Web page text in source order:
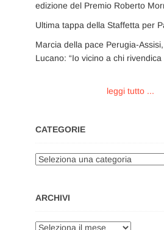
edizione del Premio Roberto
Ultima tappa della Staffetta per
Marcia della pace Perugia-
Lucano: “Io vicino a chi rivendica
leggi tutto ...
CATEGORIE
Categorie
ARCHIVI
Archivi